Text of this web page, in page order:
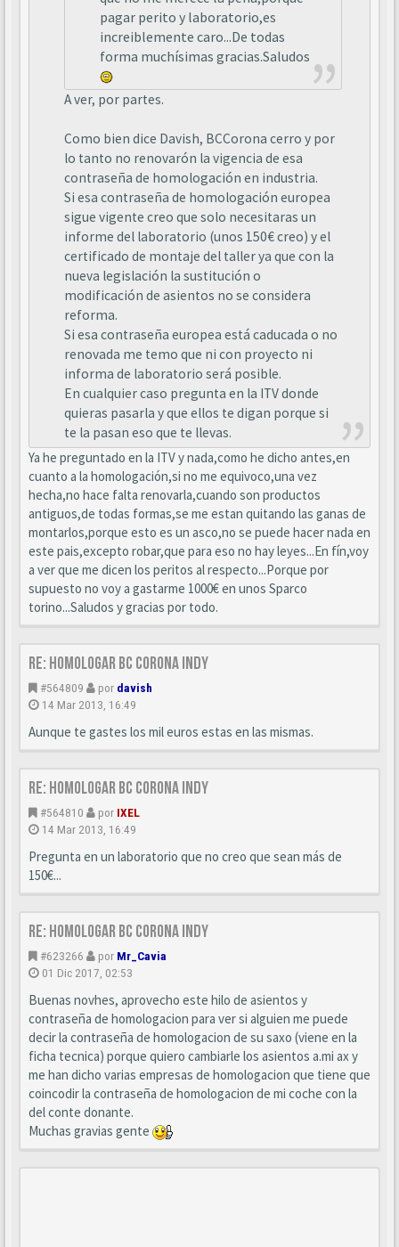
pagar perito y laboratorio,es
increiblemente caro...De todas
forma muchísimas gracias.Saludos
A ver, por partes.
Como bien dice Davish, BCCorona cerro y por
lo tanto no renovarón la vigencia de esa
contraseña de homologación en industria.
Si esa contraseña de homologación europea
sigue vigente creo que solo necesitaras un
informe del laboratorio (unos 150€ creo) y el
certificado de montaje del taller ya que con la
nueva legislación la sustitución o
modificación de asientos no se considera
reforma.
Si esa contraseña europea está caducada o no
renovada me temo que ni con proyecto ni
informa de laboratorio será posible.
En cualquier caso pregunta en la ITV donde
quieras pasarla y que ellos te digan porque si
te la pasan eso que te llevas.
Ya he preguntado en la ITV y nada,como he dicho antes,en
cuanto a la homologación,si no me equivoco,una vez
hecha,no hace falta renovarla,cuando son productos
antiguos,de todas formas,se me estan quitando las ganas de
montarlos,porque esto es un asco,no se puede hacer nada en
este pais,excepto robar,que para eso no hay leyes...En fín,voy
a ver que me dicen los peritos al respecto...Porque por
supuesto no voy a gastarme 1000€ en unos Sparco
torino...Saludos y gracias por todo.
Re: Homologar BC Corona Indy
#564809 por davish
14 Mar 2013, 16:49
Aunque te gastes los mil euros estas en las mismas.
Re: Homologar BC Corona Indy
#564810 por IXEL
14 Mar 2013, 16:49
Pregunta en un laboratorio que no creo que sean más de
150€...
Re: Homologar BC Corona Indy
#623266 por Mr_Cavia
01 Dic 2017, 02:53
Buenas novhes, aprovecho este hilo de asientos y
contraseña de homologacion para ver si alguien me puede
decir la contraseña de homologacion de su saxo (viene en la
ficha tecnica) porque quiero cambiarle los asientos a.mi ax y
me han dicho varias empresas de homologacion que tiene que
coincodir la contraseña de homologacion de mi coche con la
del conte donante.
Muchas gravias gente